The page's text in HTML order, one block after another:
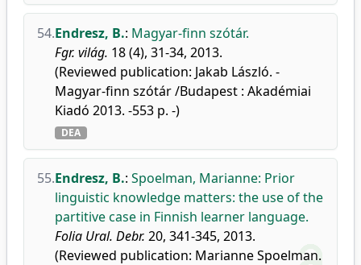
54.Endresz, B.: Magyar-finn szótár.
Fgr. világ. 18 (4), 31-34, 2013.
(Reviewed publication: Jakab László. -
Magyar-finn szótár /Budapest : Akadémiai
Kiadó 2013. -553 p. -)
DEA
55.Endresz, B.: Spoelman, Marianne: Prior
linguistic knowledge matters: the use of the
partitive case in Finnish learner language.
Folia Ural. Debr. 20, 341-345, 2013.
(Reviewed publication: Marianne Spoelman.